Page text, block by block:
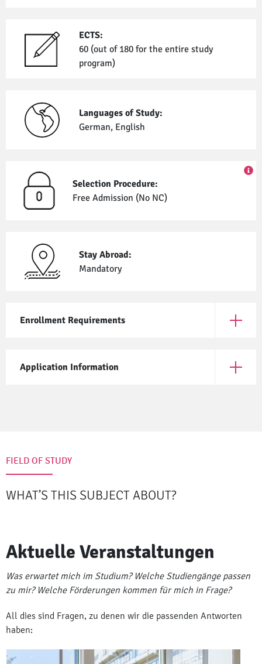
ECTS:
60 (out of 180 for the entire study
program)
Languages of Study:
German, English
Selection Procedure:
Free Admission (No NC)
Stay Abroad:
Mandatory
Enrollment Requirements
Open
Application Information
Open
FIELD OF STUDY
WHAT’S THIS SUBJECT ABOUT?
Aktuelle Veranstaltungen
Was erwartet mich im Studium? Welche Studiengänge passen
zu mir? Welche Förderungen kommen für mich in Frage?
All dies sind Fragen, zu denen wir die passenden Antworten
haben: